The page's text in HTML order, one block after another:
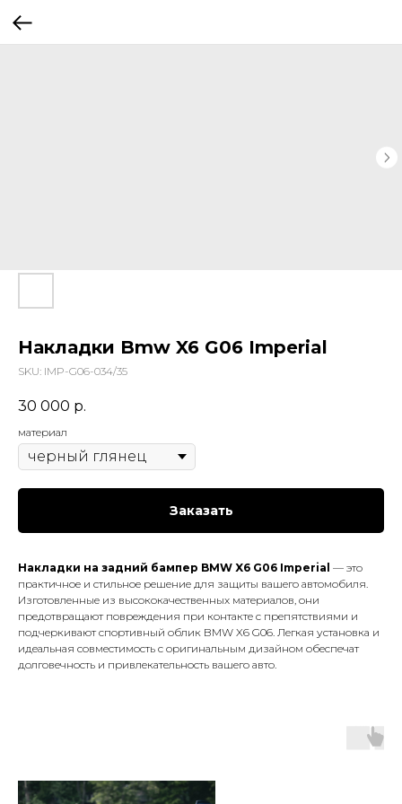
Накладки Bmw X6 G06 Imperial
SKU: IMP-G06-034/35
30 000 р.
материал
Заказать
Накладки на задний бампер BMW X6 G06 Imperial — это
практичное и стильное решение для защиты вашего автомобиля.
Изготовленные из высококачественных материалов, они
предотвращают повреждения при контакте с препятствиями и
подчеркивают спортивный облик BMW X6 G06. Легкая установка и
идеальная совместимость с оригинальным дизайном обеспечат
долговечность и привлекательность вашего авто.